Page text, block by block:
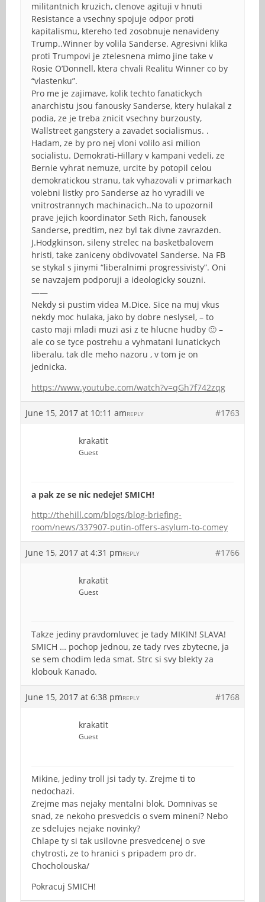
militantnich kruzich, clenove agituji v hnuti
Resistance a vsechny spojuje odpor proti
kapitalismu, ktereho ted zosobnuje nenavideny
Trump..Winner by volila Sanderse. Agresivni klika
proti Trumpovi je ztelesnena mimo jine take v
Rosie O’Donnell, ktera chvali Realitu Winner co by
“vlastenku”.
Pro me je zajimave, kolik techto fanatickych
anarchistu jsou fanousky Sanderse, ktery hulakal z
podia, ze je treba znicit vsechny burzousty,
Wallstreet gangstery a zavadet socialismus. .
Hadam, ze by pro nej vloni volilo asi milion
socialistu. Demokrati-Hillary v kampani vedeli, ze
Bernie vyhrat nemuze, urcite by potopil celou
demokratickou stranu, tak vyhazovali v primarkach
volebni listky pro Sanderse az ho vyradili ve
vnitrostrannych machinacich..Na to upozornil
prave jejich koordinator Seth Rich, fanousek
Sanderse, predtim, nez byl tak divne zavrazden.
J.Hodgkinson, sileny strelec na basketbalovem
hristi, take zaniceny obdivovatel Sanderse. Na FB
se stykal s jinymi “liberalnimi progressivisty”. Oni
se navzajem podporuji a ideologicky souzni.
——
Nekdy si pustim videa M.Dice. Sice na muj vkus
nekdy moc hulaka, jako by dobre neslysel, – to
casto maji mladi muzi asi z te hlucne hudby 🙂 –
ale co se tyce postrehu a vyhmatani lunatickych
liberalu, tak dle meho nazoru , v tom je on
jednicka.
https://www.youtube.com/watch?v=qGh7f742zqg
June 15, 2017 at 10:11 am #1763
REPLY
krakatit
Guest
a pak ze se nic nedeje! SMICH!
http://thehill.com/blogs/blog-briefing-
room/news/337907-putin-offers-asylum-to-comey
June 15, 2017 at 4:31 pm #1766
REPLY
krakatit
Guest
Takze jediny pravdomluvec je tady MIKIN! SLAVA!
SMICH … pochop jednou, ze tady rves zbytecne, ja
se sem chodim leda smat. Strc si svy blekty za
klobouk Kanado.
June 15, 2017 at 6:38 pm #1768
REPLY
krakatit
Guest
Mikine, jediny troll jsi tady ty. Zrejme ti to
nedochazi.
Zrejme mas nejaky mentalni blok. Domnivas se
snad, ze nekoho presvedcis o svem mineni? Nebo
ze sdelujes nejake novinky?
Chlape ty si tak usilovne presvedcenej o sve
chytrosti, ze to hranici s pripadem pro dr.
Chocholouska/
Pokracuj SMICH!